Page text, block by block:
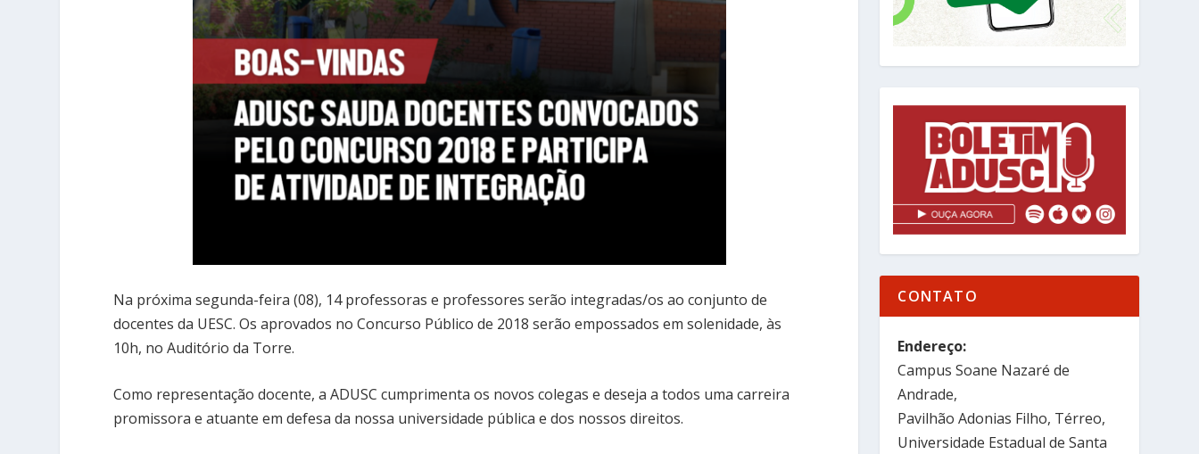
Na próxima segunda-feira (08), 14 professoras e professores serão integradas/os ao conjunto de
docentes da UESC. Os aprovados no Concurso Público de 2018 serão empossados em solenidade, às
10h, no Auditório da Torre.
Como representação docente, a ADUSC cumprimenta os novos colegas e deseja a todos uma carreira
promissora e atuante em defesa da nossa universidade pública e dos nossos direitos.
CONTATO
Endereço:
Campus Soane Nazaré de
Andrade,
Pavilhão Adonias Filho, Térreo,
Universidade Estadual de Santa